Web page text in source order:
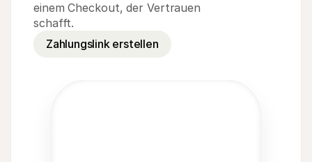
einem Checkout, der Vertrauen
schafft.
Zahlungslink erstellen